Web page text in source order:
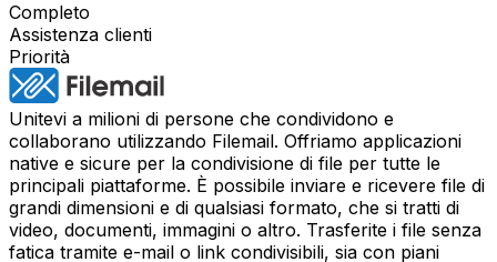
Completo
Assistenza clienti
Priorità
Unitevi a milioni di persone che condividono e
collaborano utilizzando Filemail. Offriamo applicazioni
native e sicure per la condivisione di file per tutte le
principali piattaforme. È possibile inviare e ricevere file di
grandi dimensioni e di qualsiasi formato, che si tratti di
video, documenti, immagini o altro. Trasferite i file senza
fatica tramite e-mail o link condivisibili, sia con piani